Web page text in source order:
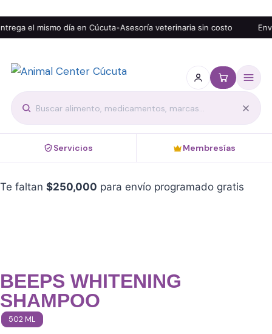
el mismo día en Cúcuta•Asesoría veterinaria sin costo
Servicios Membresías
Te faltan $250,000 para envío programado gratis
BEEPS WHITENING
SHAMPOO
502 ML